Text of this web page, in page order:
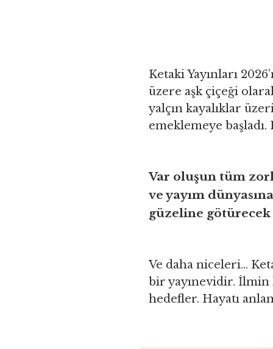
Ketaki Yayınları
üzere aşk çiçeği
yalçın kayalıklar
emeklemeye
Var oluşun tüm
ve yayım
güzeline
Ve daha niceleri…
bir yayınevidir.
hedefler. Hayatı